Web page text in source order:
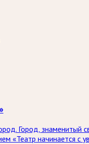
Город, знаменитый
«Театр начинается